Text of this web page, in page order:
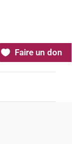
Faire un don